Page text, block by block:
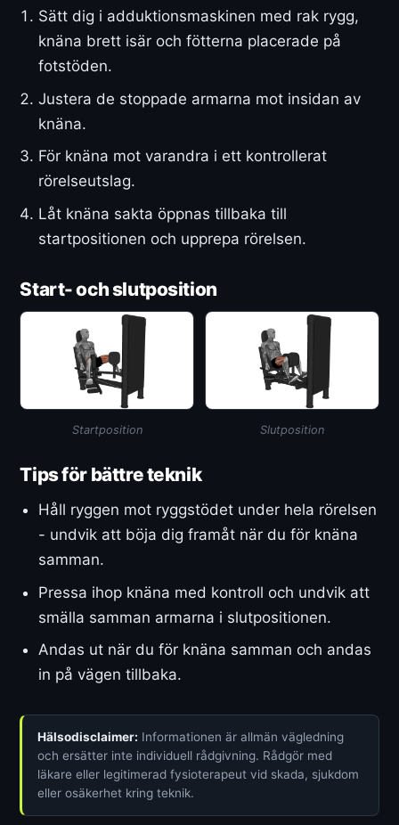
Sätt dig i adduktionsmaskinen med rak rygg,
knäna brett isär och fötterna placerade på
fotstöden.
Justera de stoppade armarna mot insidan av
knäna.
För knäna mot varandra i ett kontrollerat
rörelseutslag.
Låt knäna sakta öppnas tillbaka till
startpositionen och upprepa rörelsen.
Start- och slutposition
Startposition Slutposition
Tips för bättre teknik
Håll ryggen mot ryggstödet under hela rörelsen
- undvik att böja dig framåt när du för knäna
samman.
Pressa ihop knäna med kontroll och undvik att
smälla samman armarna i slutpositionen.
Andas ut när du för knäna samman och andas
in på vägen tillbaka.
Hälsodisclaimer: Informationen är allmän vägledning
och ersätter inte individuell rådgivning. Rådgör med
läkare eller legitimerad fysioterapeut vid skada, sjukdom
eller osäkerhet kring teknik.